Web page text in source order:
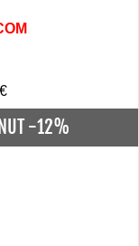
-12%